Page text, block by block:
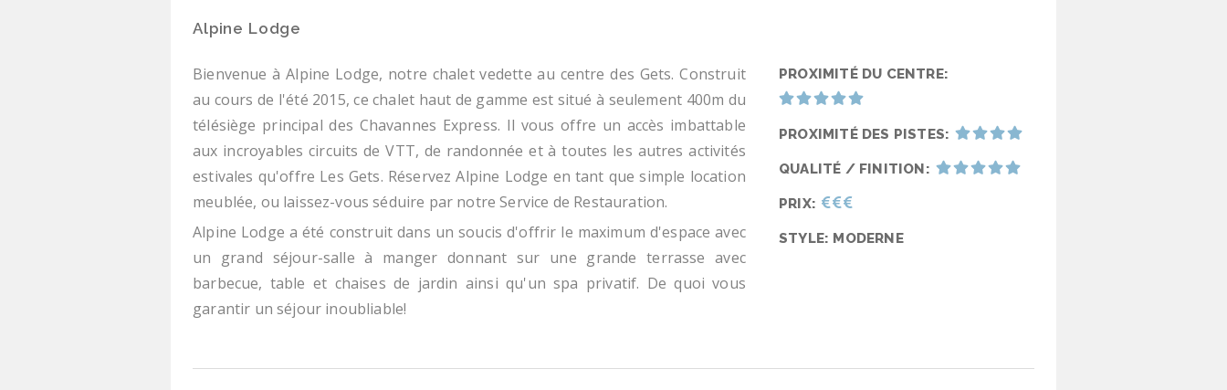
Alpine Lodge
Bienvenue à Alpine Lodge, notre chalet vedette au centre des Gets. Construit
au cours de l'été 2015, ce chalet haut de gamme est situé à seulement 400m du
télésiège principal des Chavannes Express. Il vous offre un accès imbattable
aux incroyables circuits de VTT, de randonnée et à toutes les autres activités
estivales qu'offre Les Gets. Réservez Alpine Lodge en tant que simple location
meublée, ou laissez-vous séduire par notre Service de Restauration.
Alpine Lodge a été construit dans un soucis d'offrir le maximum d'espace avec
un grand séjour-salle à manger donnant sur une grande terrasse avec
barbecue, table et chaises de jardin ainsi qu'un spa privatif. De quoi vous
garantir un séjour inoubliable!
PROXIMITÉ DU CENTRE:
PROXIMITÉ DES PISTES:
QUALITÉ / FINITION:
PRIX:
STYLE: MODERNE